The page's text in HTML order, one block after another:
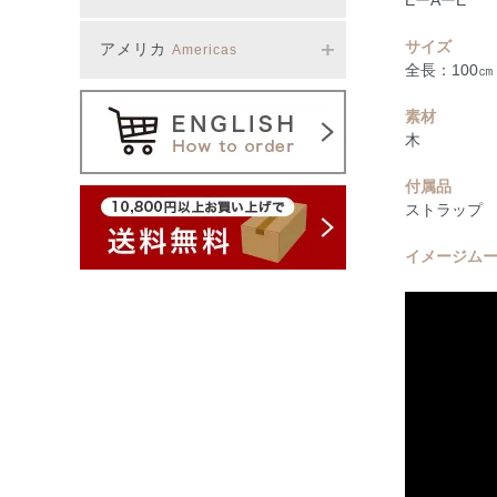
アメリカ Americas
サイズ
全長：100㎝
素材
木
付属品
ストラップ
イメージム